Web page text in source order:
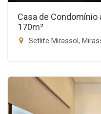
Casa de Condomínio
170m²
Setlife Mirassol,